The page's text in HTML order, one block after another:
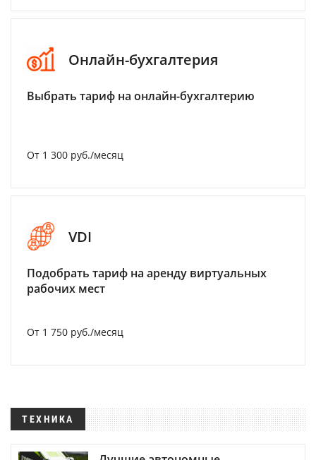
Онлайн-бухгалтерия
Выбрать тариф на онлайн-бухгалтерию
От 1 300 руб./месяц
VDI
Подобрать тариф на аренду виртуальных
рабочих мест
От 1 750 руб./месяц
ТЕХНИКА